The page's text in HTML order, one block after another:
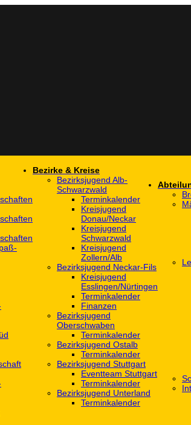
Bezirke & Kreise
Bezirksjugend Alb-
Schwarzwald
Terminkalender
Kreisjugend
Donau/Neckar
Kreisjugend
Schwarzwald
Kreisjugend
Zollern/Alb
Bezirksjugend Neckar-Fils
Kreisjugend
‎Esslingen/Nürtingen
Terminkalender
Finanzen
Bezirksjugend
Oberschwaben
Terminkalender
Bezirksjugend Ostalb
Terminkalender
Bezirksjugend Stuttgart
‎Eventteam Stuttgart
Terminkalender
Bezirksjugend Unterland
Terminkalender